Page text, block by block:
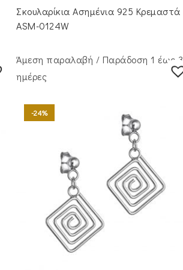
was:
€60.00.
τιμή
είναι:
Σκουλαρίκια Ασημένια 925 Κρεμαστά
ASM-0124W
Άμεση παραλαβή / Παράδoση 1 έως 3
ημέρες
-24%